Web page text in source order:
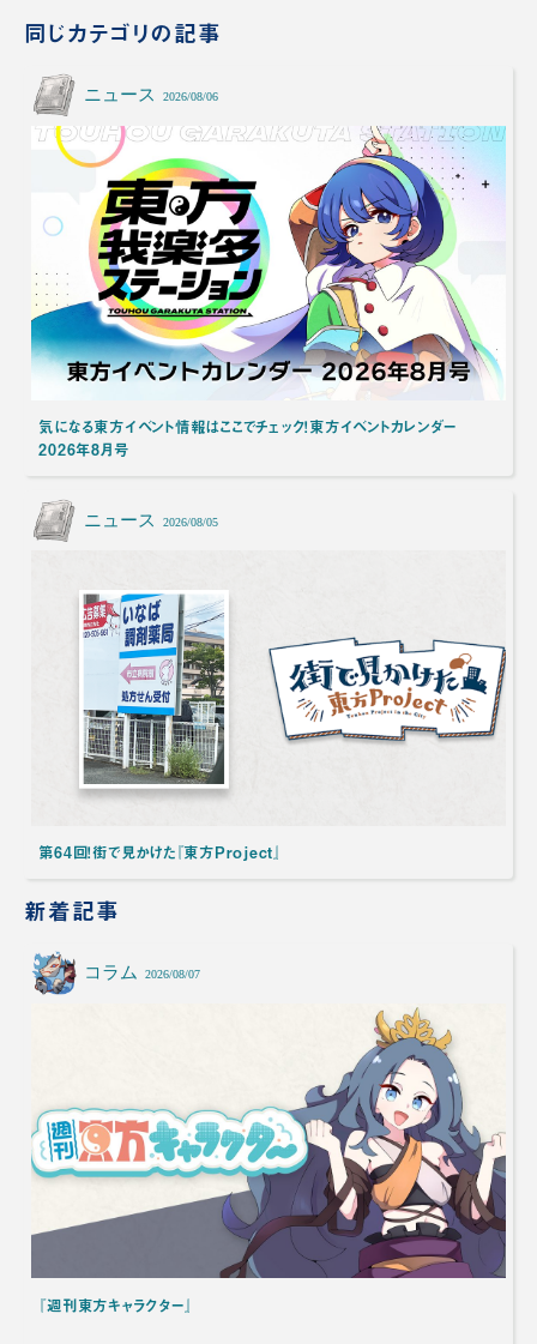
同じカテゴリの記事
ニュース 2026/08/06
気になる東方イベント情報はここでチェック！東方イベントカレンダー
2026年8月号
ニュース 2026/08/05
第64回！街で見かけた『東方Project』
新着記事
コラム 2026/08/07
『週刊東方キャラクター』